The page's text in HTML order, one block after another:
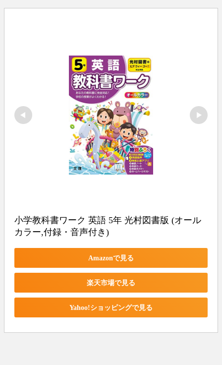
小学教科書ワーク 英語 5年 光村図書版 (オール
カラー,付録・音声付き)
Amazonで見る
楽天市場で見る
Yahoo!ショッピングで見る